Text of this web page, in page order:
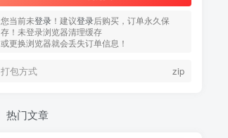
您当前未登录 ！建议登录后购买，订单永久保
存！未登录浏览器清理缓存
或更换浏览器就会丢失订单信息！
打包方式 zip
热门文章